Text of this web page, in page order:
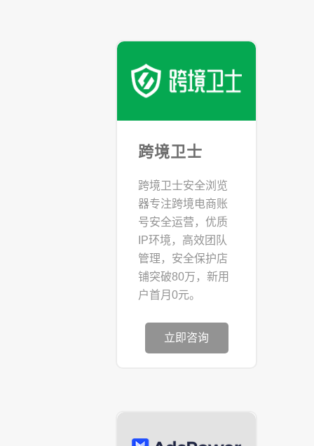
跨境卫士
跨境卫士安全浏览
器专注跨境电商账
号安全运营，优质
IP环境，高效团队
管理，安全保护店
铺突破80万，新用
户首月0元。
立即咨询